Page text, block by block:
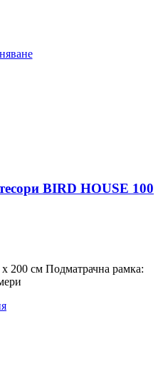
BIRD HOUSE 100
200 см Подматрачна рамка: